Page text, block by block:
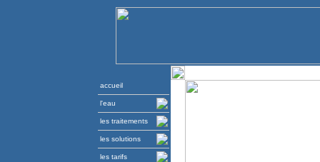
accueil
l'eau
les traitements
les solutions
les tarifs